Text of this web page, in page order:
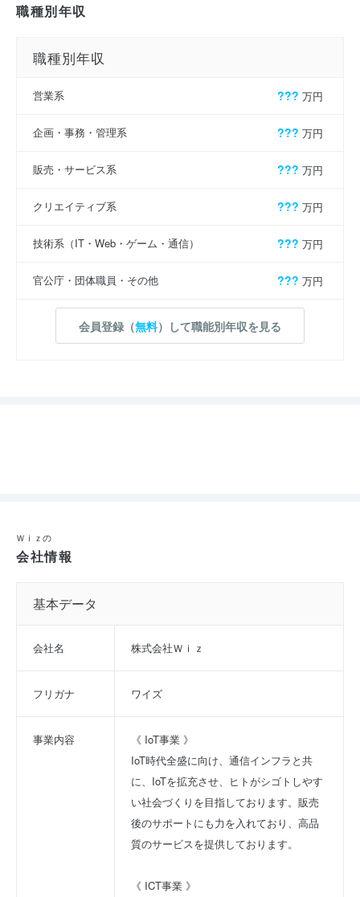
職種別年収
職種別年収
営業系 ??? 万円
企画・事務・管理系 ??? 万円
販売・サービス系 ??? 万円
クリエイティブ系 ??? 万円
技術系（IT・Web・ゲーム・通信） ??? 万円
官公庁・団体職員・その他 ??? 万円
会員登録（無料）して職能別年収を見る
Ｗｉｚの
会社情報
基本データ
会社名 株式会社Ｗｉｚ
フリガナ ワイズ
事業内容
《 IoT事業 》
IoT時代全盛に向け、通信インフラと共
に、IoTを拡充させ、ヒトがシゴトしやす
い社会づくりを目指しております。販売
後のサポートにも力を入れており、高品
質のサービスを提供しております。
《 ICT事業 》